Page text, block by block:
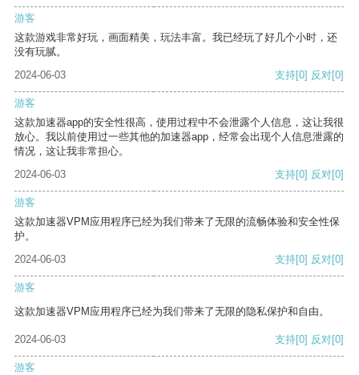
游客
这款游戏非常好玩，画面精美，玩法丰富。我已经玩了好几个小时，还
没有玩腻。
2024-06-03
支持[0] 反对[0]
游客
这款加速器app的安全性很高，使用过程中不会泄露个人信息，这让我很
放心。我以前使用过一些其他的加速器app，经常会出现个人信息泄露的
情况，这让我非常担心。
2024-06-03
支持[0] 反对[0]
游客
这款加速器VPM应用程序已经为我们带来了无限的流畅体验和安全性保
护。
2024-06-03
支持[0] 反对[0]
游客
这款加速器VPM应用程序已经为我们带来了无限的隐私保护和自由。
2024-06-03 支持[0] 反对[0]
游客